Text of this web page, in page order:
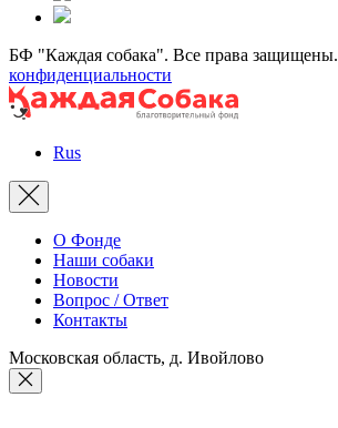
БФ "Каждая собака". Все права защищены.
конфиденциальности
Rus
О Фонде
Наши собаки
Новости
Вопрос / Ответ
Контакты
Московская область, д. Ивойлово